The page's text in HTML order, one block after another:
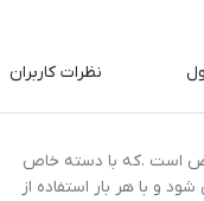
نظرات کاربران
این محصول دارای یک سبد 4 قرص است .که با دسته خاص
و با هر بار استفاده از